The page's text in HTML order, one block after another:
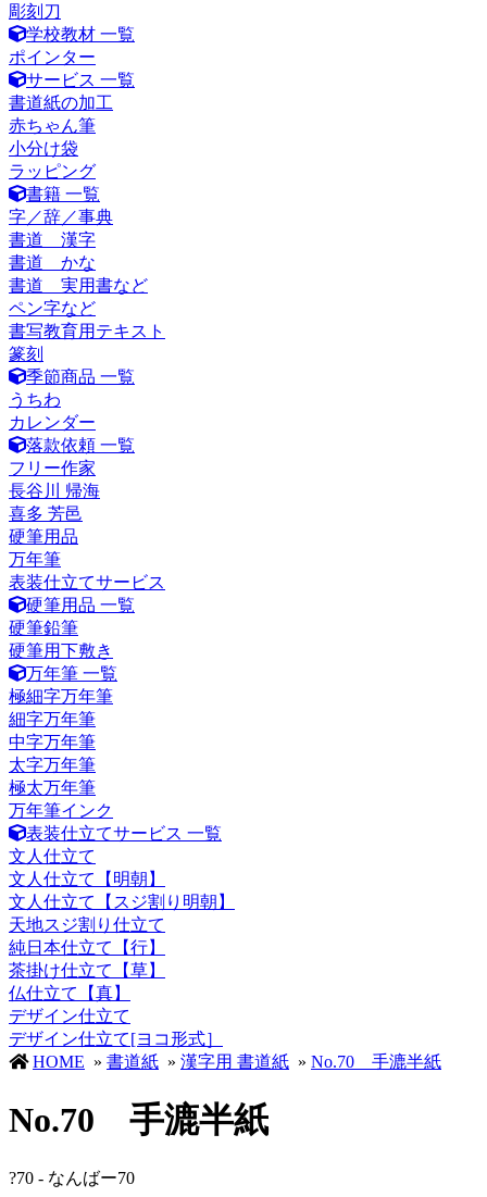
彫刻刀
学校教材 一覧
ポインター
サービス 一覧
書道紙の加工
赤ちゃん筆
小分け袋
ラッピング
書籍 一覧
字／辞／事典
書道 漢字
書道 かな
書道 実用書など
ペン字など
書写教育用テキスト
篆刻
季節商品 一覧
うちわ
カレンダー
落款依頼 一覧
フリー作家
長谷川 帰海
喜多 芳邑
硬筆用品
万年筆
表装仕立てサービス
硬筆用品 一覧
硬筆鉛筆
硬筆用下敷き
万年筆 一覧
極細字万年筆
細字万年筆
中字万年筆
太字万年筆
極太万年筆
万年筆インク
表装仕立てサービス 一覧
文人仕立て
文人仕立て【明朝】
文人仕立て【スジ割り明朝】
天地スジ割り仕立て
純日本仕立て【行】
茶掛け仕立て【草】
仏仕立て【真】
デザイン仕立て
デザイン仕立て[ヨコ形式］
HOME » 書道紙 » 漢字用 書道紙 » No.70 手漉半紙
No.70 手漉半紙
?70 - なんばー70